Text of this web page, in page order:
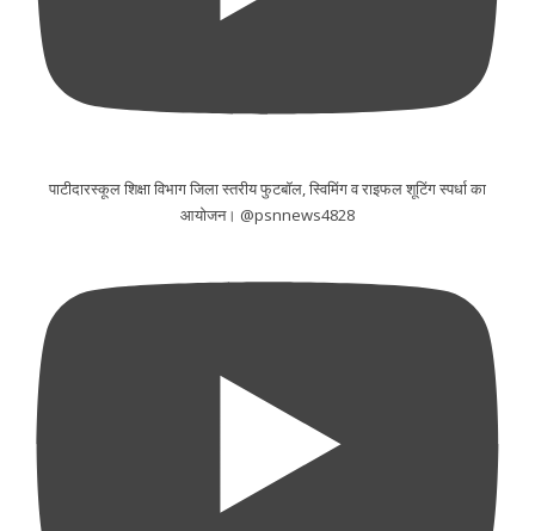
पाटीदारस्कूल शिक्षा विभाग जिला स्तरीय फुटबॉल, स्विमिंग व राइफल शूटिंग स्पर्धा का
आयोजन। @psnnews4828